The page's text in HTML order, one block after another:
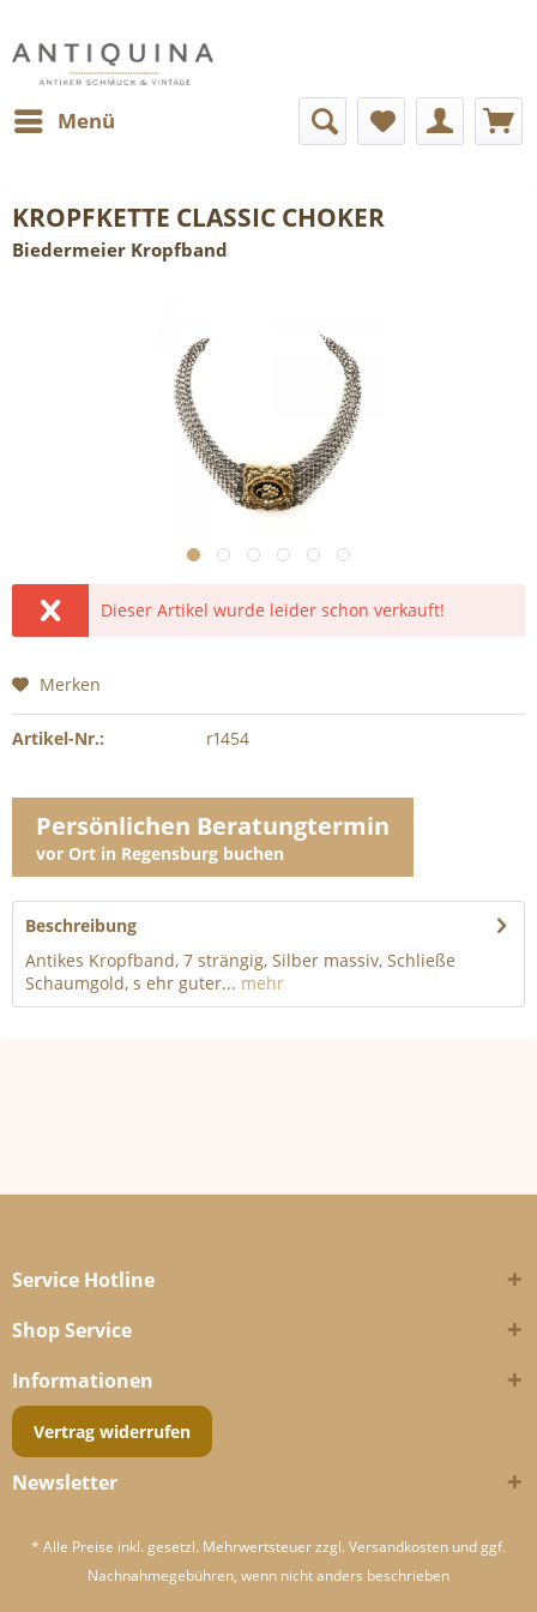
Menü
KROPFKETTE CLASSIC CHOKER
Biedermeier Kropfband
Dieser Artikel wurde leider schon verkauft!
Merken
Artikel-Nr.: r1454
Persönlichen Beratungtermin
vor Ort in Regensburg buchen
Beschreibung
Antikes Kropfband, 7 strängig, Silber massiv, Schließe
Schaumgold, s ehr guter... mehr
Service Hotline
Shop Service
Informationen
Vertrag widerrufen
Newsletter
* Alle Preise inkl. gesetzl. Mehrwertsteuer zzgl. Versandkosten und ggf.
Nachnahmegebühren, wenn nicht anders beschrieben